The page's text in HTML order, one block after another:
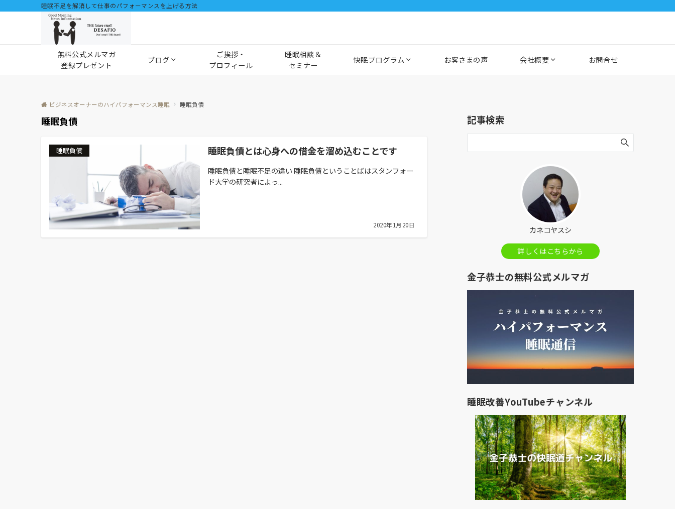
睡眠不足を解消して仕事のパフォーマンスを上げる方法
無料公式メルマガ
登録プレゼント
ブログ
ご挨拶・
プロフィール
睡眠相談＆
セミナー
快眠プログラム お客さまの声 会社概要 お問合せ
ビジネスオーナーのハイパフォーマンス睡眠 睡眠負債
睡眠負債
睡眠負債 睡眠負債とは心身への借金を溜め込むことです
睡眠負債と睡眠不足の違い 睡眠負債ということばはスタンフォー
ド大学の研究者によっ...
2020年1月20日
記事検索
カネコヤスシ
詳しくはこちらから
金子恭士の無料公式メルマガ
睡眠改善YouTubeチャンネル